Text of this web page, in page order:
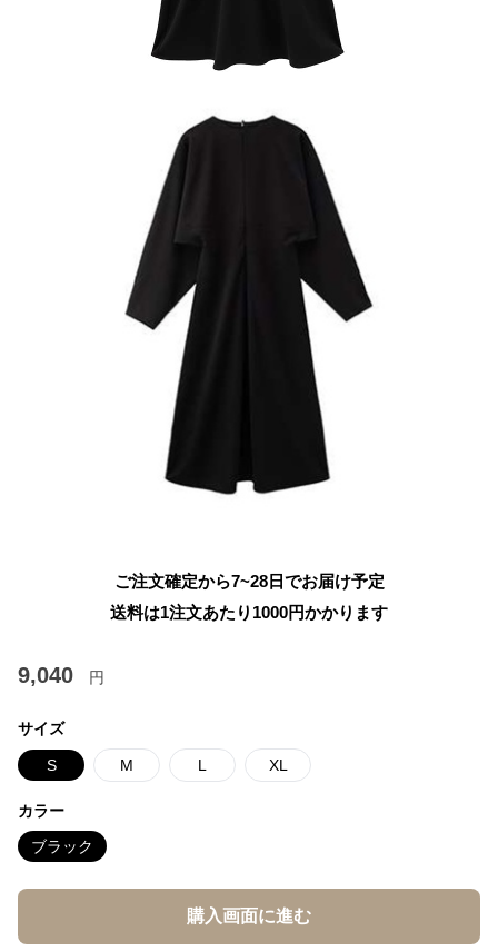
ご注文確定から7~28日でお届け予定
送料は1注文あたり 1000円かかります
9,040 円
サイズ
S M L XL
カラー
ブラック
購入画面に進む